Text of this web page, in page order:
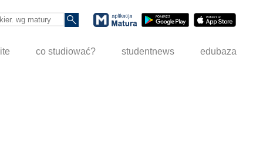
co studiować? studentnews edubaza